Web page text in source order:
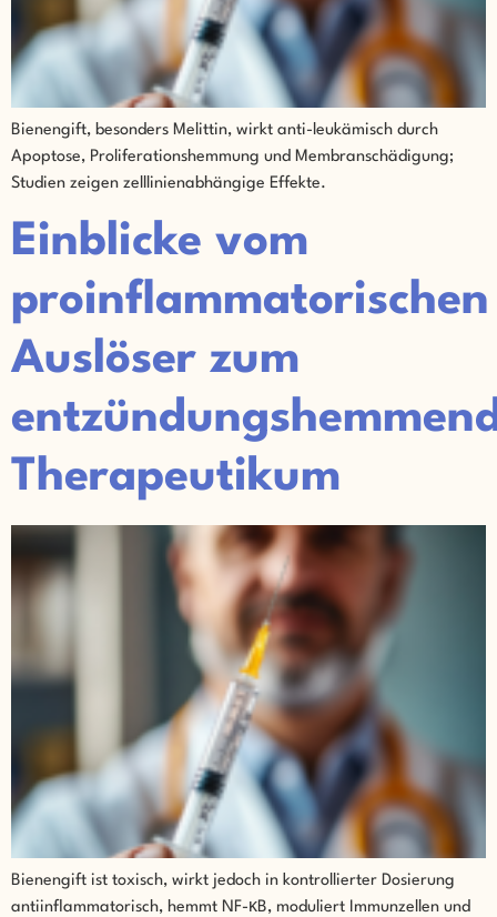
Bienengift, besonders Melittin, wirkt anti-leukämisch durch
Apoptose, Proliferationshemmung und Membranschädigung;
Studien zeigen zelllinienabhängige Effekte.
Einblicke vom
proinflammatorischen
Auslöser zum
Therapeutikum
Bienengift ist toxisch, wirkt jedoch in kontrollierter Dosierung
antiinflammatorisch, hemmt NF-κB, moduliert Immunzellen und